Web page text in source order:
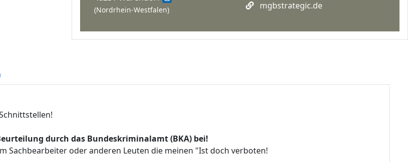
(Nordrhein-Westfalen)
mgbstrategic.de
durch das Bundeskriminalamt (BKA) bei!
Sachbearbeiter oder anderen Leuten die meinen "Ist doch verboten!